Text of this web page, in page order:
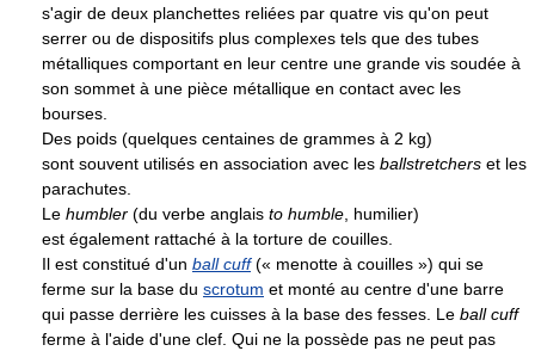
s'agir de deux planchettes reliées par quatre vis qu'on peut
serrer ou de dispositifs plus complexes tels que des tubes
métalliques comportant en leur centre une grande vis soudée à
son sommet à une pièce métallique en contact avec les
bourses.
Des poids (quelques centaines de grammes à 2 kg)
sont souvent utilisés en association avec les ballstretchers et les
parachutes.
Le humbler (du verbe anglais to humble, humilier)
est également rattaché à la torture de couilles.
Il est constitué d'un ball cuff(« menotte à couilles ») qui se
ferme sur la base du scrotum et monté au centre d'une barre
qui passe derrière les cuisses à la base des fesses. Le ball cuff
ferme à l'aide d'une clef. Qui ne la possède pas ne peut pas